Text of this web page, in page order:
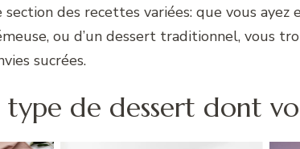
des recettes variées: que vous ayez
ou d’un dessert traditionnel, vous
sucrées.
type de dessert dont